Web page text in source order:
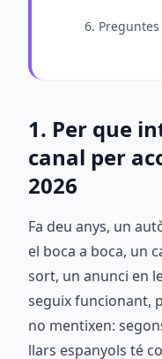
6.
1. Per que
canal per
2026
Fa deu anys, un
el boca a boca, un
sort, un anunci en
seguix funcionant,
no mentixen:
llars espanyols té